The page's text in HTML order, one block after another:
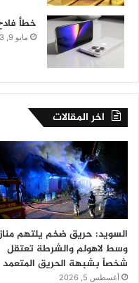
خطأ
مايو 9, 2023
اخر المقالات
السويد: حريق ضخم يلتهم
وسط لاهولم والشرطة تعتقل
شخصاً بشبهة الحريق المتعمد
أغسطس 5, 2026